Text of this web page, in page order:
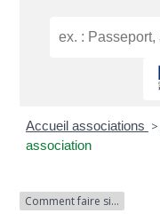
Accueil associations >
association
Comment faire si...